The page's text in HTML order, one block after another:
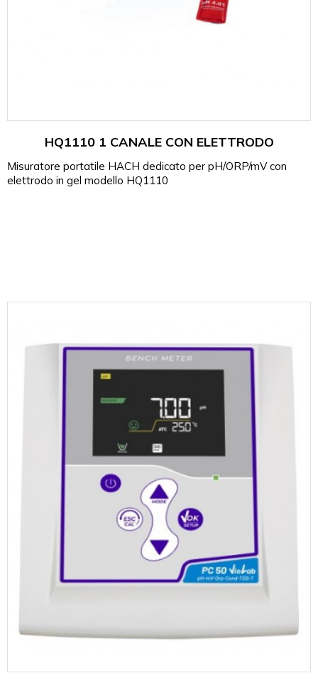
HQ1110 1 CANALE CON ELETTRODO
Misuratore portatile HACH dedicato per pH/ORP/mV con
elettrodo in gel modello HQ1110